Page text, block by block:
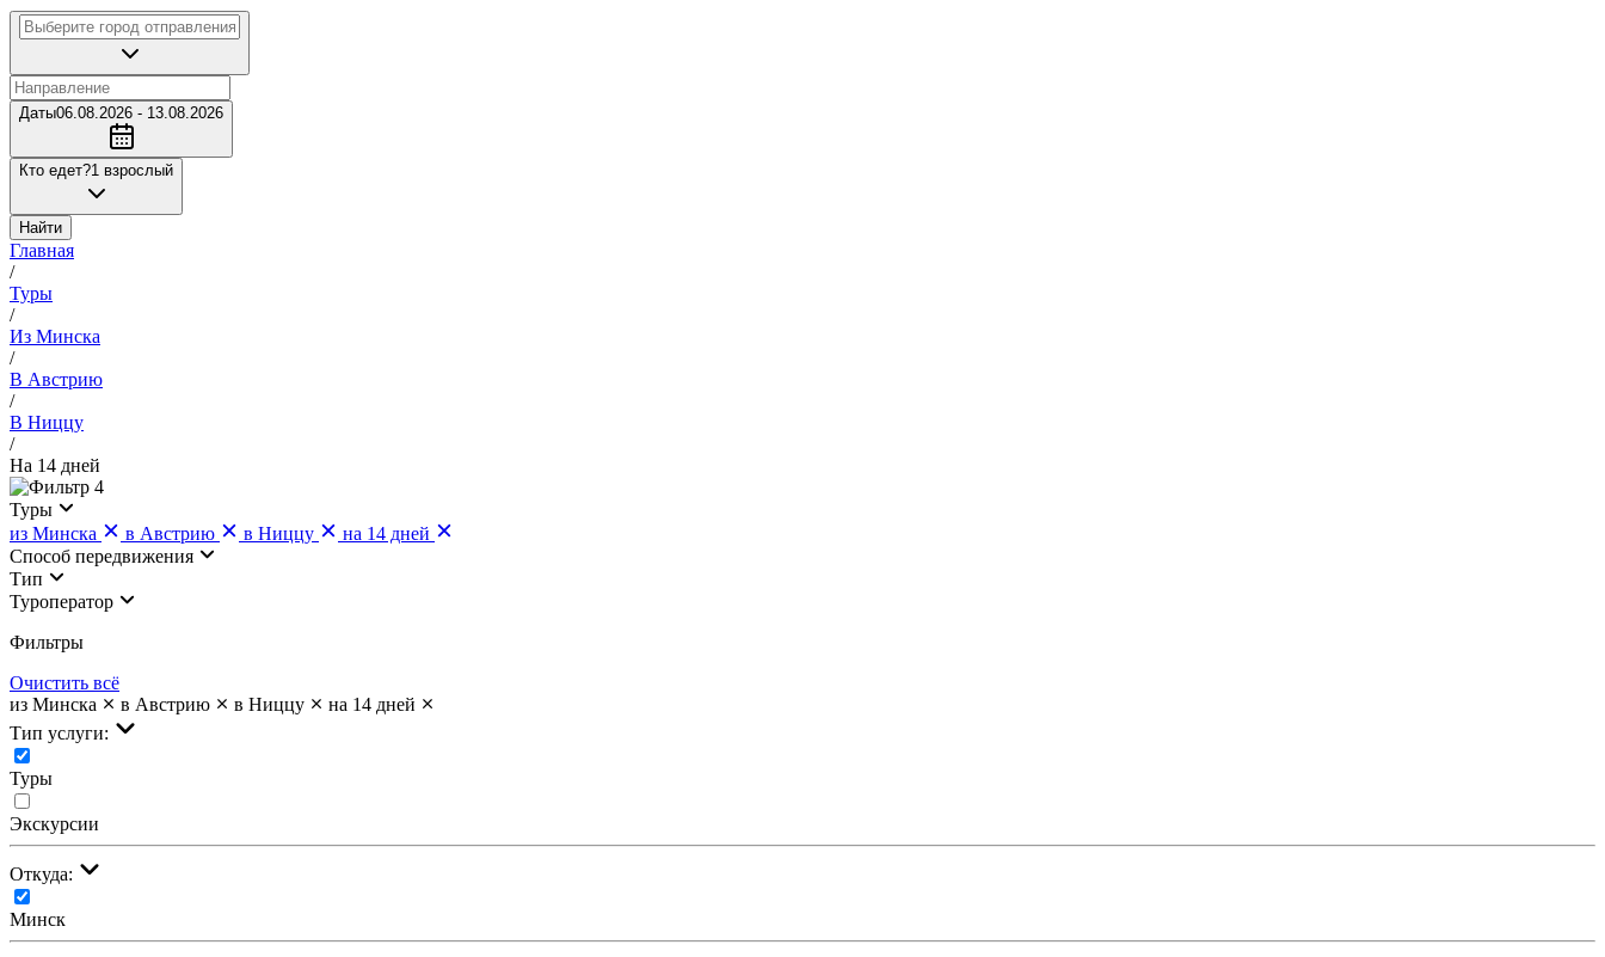
Даты06.08.2026 - 13.08.2026
Кто едет?1 взрослый
Найти
Главная
/
Туры
/
Из Минска
/
В Австрию
/
В Ниццу
/
На 14 дней
4
Туры
из Минска
в Австрию в Ниццу
на 14 дней
Cпособ передвижения
Тип
Туроператор
Фильтры
Очистить всё
из Минска
в Австрию в Ниццу
на 14 дней
Тип услуги:
Туры
Экскурсии
Откуда:
Минск